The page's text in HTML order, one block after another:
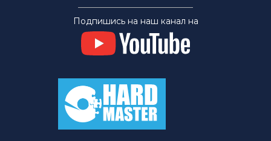
Подпишись на наш канал на